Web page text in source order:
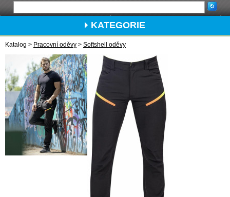
KATEGORIE
Katalog > Pracovní oděvy > Softshell oděvy